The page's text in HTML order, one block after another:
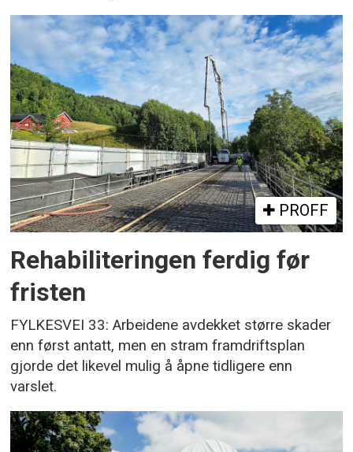
PROFF
Rehabiliteringen ferdig før
fristen
FYLKESVEI 33: Arbeidene avdekket større skader
enn først antatt, men en stram framdriftsplan
gjorde det likevel mulig å åpne tidligere enn
varslet.